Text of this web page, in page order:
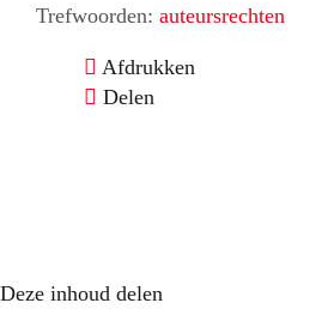
Trefwoorden: auteursrechten
Afdrukken
Delen
Deze inhoud delen